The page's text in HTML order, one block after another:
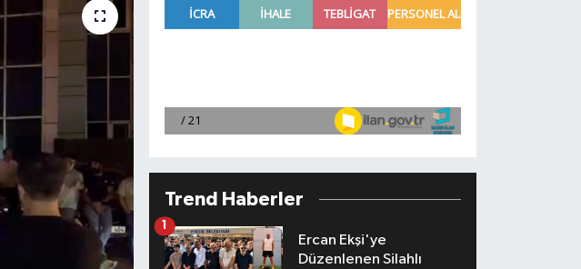
Trend Haberler
Ercan Ekşi'ye
Düzenlenen Silahlı
1